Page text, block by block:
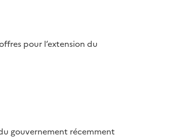
pour l’extension du
gouvernement récemment